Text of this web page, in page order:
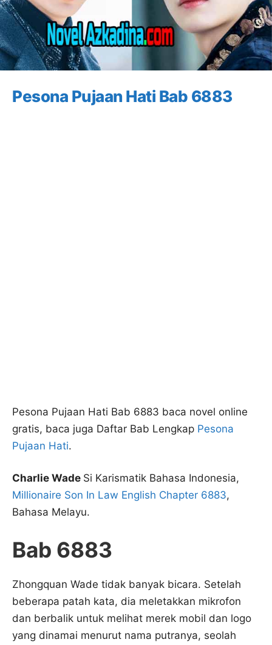
Pesona Pujaan Hati Bab 6883
Pesona Pujaan Hati Bab 6883 baca novel online
gratis, baca juga Daftar Bab Lengkap Pesona
Pujaan Hati.
Charlie Wade Si Karismatik Bahasa Indonesia,
Millionaire Son In Law English Chapter 6883,
Bahasa Melayu.
Bab 6883
Zhongquan Wade tidak banyak bicara. Setelah
beberapa patah kata, dia meletakkan mikrofon
dan berbalik untuk melihat merek mobil dan logo
yang dinamai menurut nama putranya, seolah